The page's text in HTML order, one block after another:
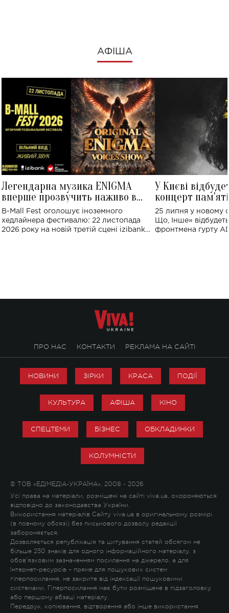
АФІША
Легендарна музика ENIGMA
вперше прозвучить наживо в
Україні: де відбудеться концерт
B-Mall Fest оголошує іноземного
хедлайнера фестивалю: 22 листопада
2026 року на новій третій сцені izibank
У Києві
концерт
Клименка:
виконають
25 липня у новому
Що, Інше»
фронтмена гурту
ПРО НАС КОНТАКТИ РЕКЛАМА НА САЙТІ
НОВИНИ ЗІРКИ КРАСА ПОДІЇ
КУЛЬТУРА АФІША КІНО
СПЕЦТЕМИ БІЗНЕС ОБКЛАДИНКИ
КОЛУМНІСТИ
© ТОВ «ЕДІМЕДІА-УКРАЇНА», 2008 - 2026
Усі права на матеріали, розміщені на сайті viva.ua, охороняються
відповідно до законодавства України.
Використання матеріалів Сайту viva.ua в оригінальному розмірі
(в повному обсязі) без письмового дозволу редакції
забороняється.
Дозволяється републікація та цитування статей обсягом не
більше 250 знаків для одного інформаційного матеріалу, з
обов'язковим зазначенням посилання на джерело, а для
Інтернет-ресурсів – пряме для пошукових систем
гіперпосилання, не закрите від індексації пошуковими
системами. Гіперпосилання має бути розміщене в підзаголовку
або першому абзаці матеріалу.
Передрук, копіювання, відтворення або інше використання